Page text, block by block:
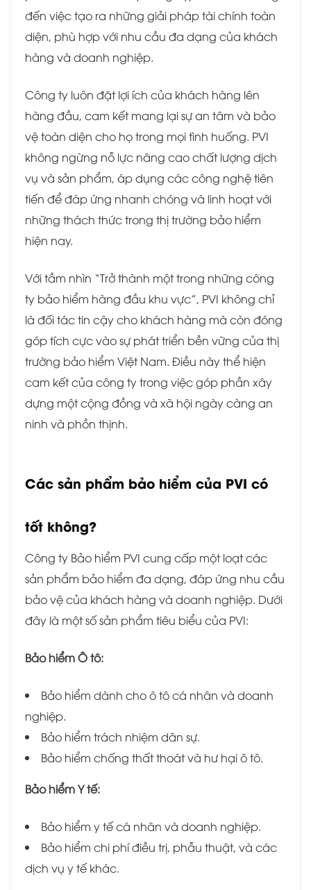
đến việc tạo ra những giải pháp tài chính toàn
diện, phù hợp với nhu cầu đa dạng của khách
hàng và doanh nghiệp.
Công ty luôn đặt lợi ích của khách hàng lên
hàng đầu, cam kết mang lại sự an tâm và bảo
vệ toàn diện cho họ trong mọi tình huống. PVI
không ngừng nỗ lực nâng cao chất lượng dịch
vụ và sản phẩm, áp dụng các công nghệ tiên
tiến để đáp ứng nhanh chóng và linh hoạt với
những thách thức trong thị trường bảo hiểm
hiện nay.
Với tầm nhìn “Trở thành một trong những công
ty bảo hiểm hàng đầu khu vực”, PVI không chỉ
là đối tác tin cậy cho khách hàng mà còn đóng
góp tích cực vào sự phát triển bền vững của thị
trường bảo hiểm Việt Nam. Điều này thể hiện
cam kết của công ty trong việc góp phần xây
dựng một cộng đồng và xã hội ngày càng an
ninh và phồn thịnh.
Các sản phẩm bảo hiểm của PVI có
tốt không?
Công ty Bảo hiểm PVI cung cấp một loạt các
sản phẩm bảo hiểm đa dạng, đáp ứng nhu cầu
bảo vệ của khách hàng và doanh nghiệp. Dưới
đây là một số sản phẩm tiêu biểu của PVI:
Bảo hiểm Ô tô:
Bảo hiểm dành cho ô tô cá nhân và doanh
nghiệp.
Bảo hiểm trách nhiệm dân sự.
Bảo hiểm chống thất thoát và hư hại ô tô.
Bảo hiểm Y tế:
Bảo hiểm y tế cá nhân và doanh nghiệp.
Bảo hiểm chi phí điều trị, phẫu thuật, và các
dịch vụ y tế khác.